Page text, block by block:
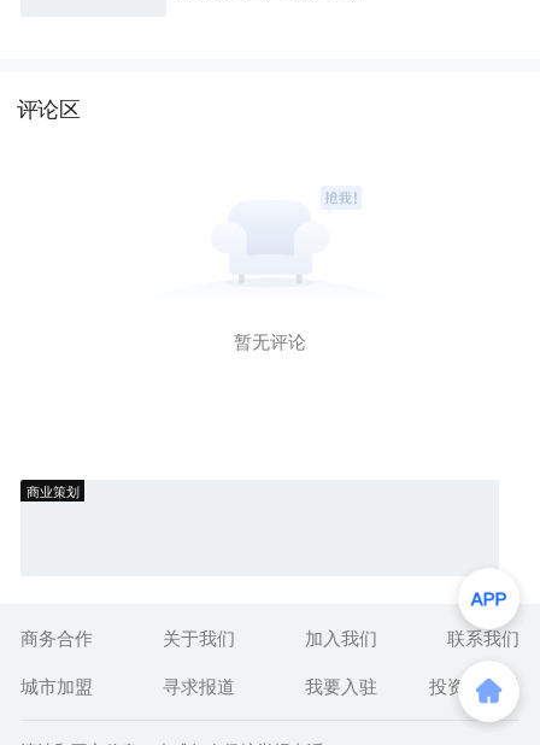
评论区
暂无评论
商业策划
商务合作 关于我们 加入我们
联系我们
城市加盟
寻求报道 我要入驻 投资者关系